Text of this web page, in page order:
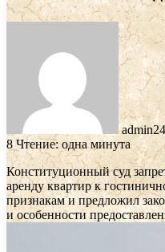
admin
8 Чтение: одна минута
Конституционный суд
аренду квартир к
признакам и предложил
и особенности